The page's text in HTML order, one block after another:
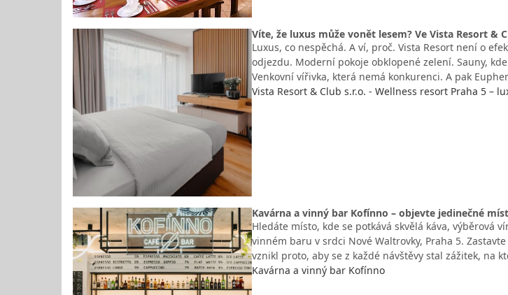
Víte, že luxus může vonět lesem? Ve Vista Resort &
Luxus, co nespěchá. A ví, proč. Vista Resort není o
odjezdu. Moderní pokoje obklopené zelení. Sauny,
Venkovní vířivka, která nemá konkurenci. A pak
Vista Resort & Club s.r.o. - Wellness resort Praha 5 –
Kavárna a vinný bar Kofínno – objevte jedinečné
Hledáte místo, kde se potkává skvělá káva, výběrová
vinném baru v srdci Nové Waltrovky, Praha 5.
vznikl proto, aby se z každé návštěvy stal zážitek, na
Kavárna a vinný bar Kofínno